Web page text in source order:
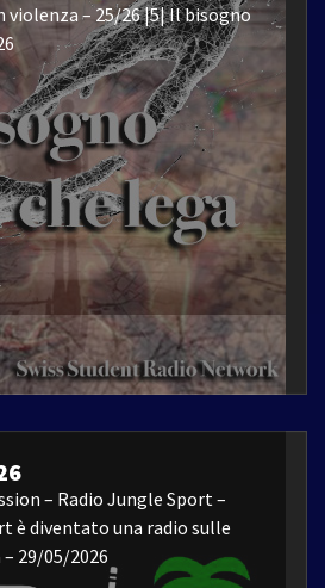
– 25/26 |5| Il bisogno
– Radio Jungle Sport –
è diventato una radio sulle
29/05/2026